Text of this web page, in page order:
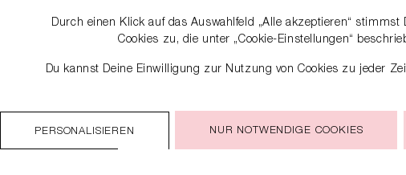
Durch einen Klick auf das Auswahlfeld „Alle akzeptieren“ stimmst
Cookies zu, die unter „Cookie-Einstellungen“
Du kannst Deine Einwilligung zur Nutzung von Cookies zu jeder
PERSONALISIEREN NUR NOTWENDIGE COOKIES